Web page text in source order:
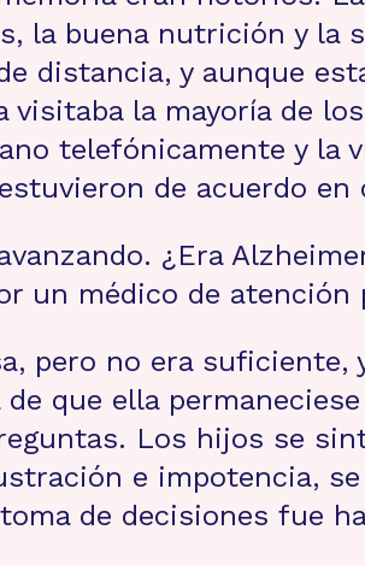
la buena nutrición y la
distancia, y aunque
visitaba la mayoría de
telefónicamente y la
de acuerdo en
¿Era
un médico de
pero no era
que ella
Los hijos se
e impotencia,
de decisiones fue